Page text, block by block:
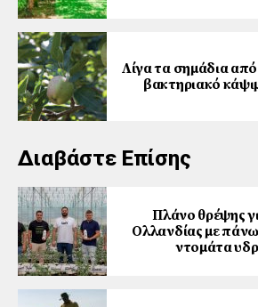
Λίγα τα σημάδια
βακτηριακό
Διαβάστε Επίσης
Πλάνο θρέψης
Ολλανδίας με
ντομάτα